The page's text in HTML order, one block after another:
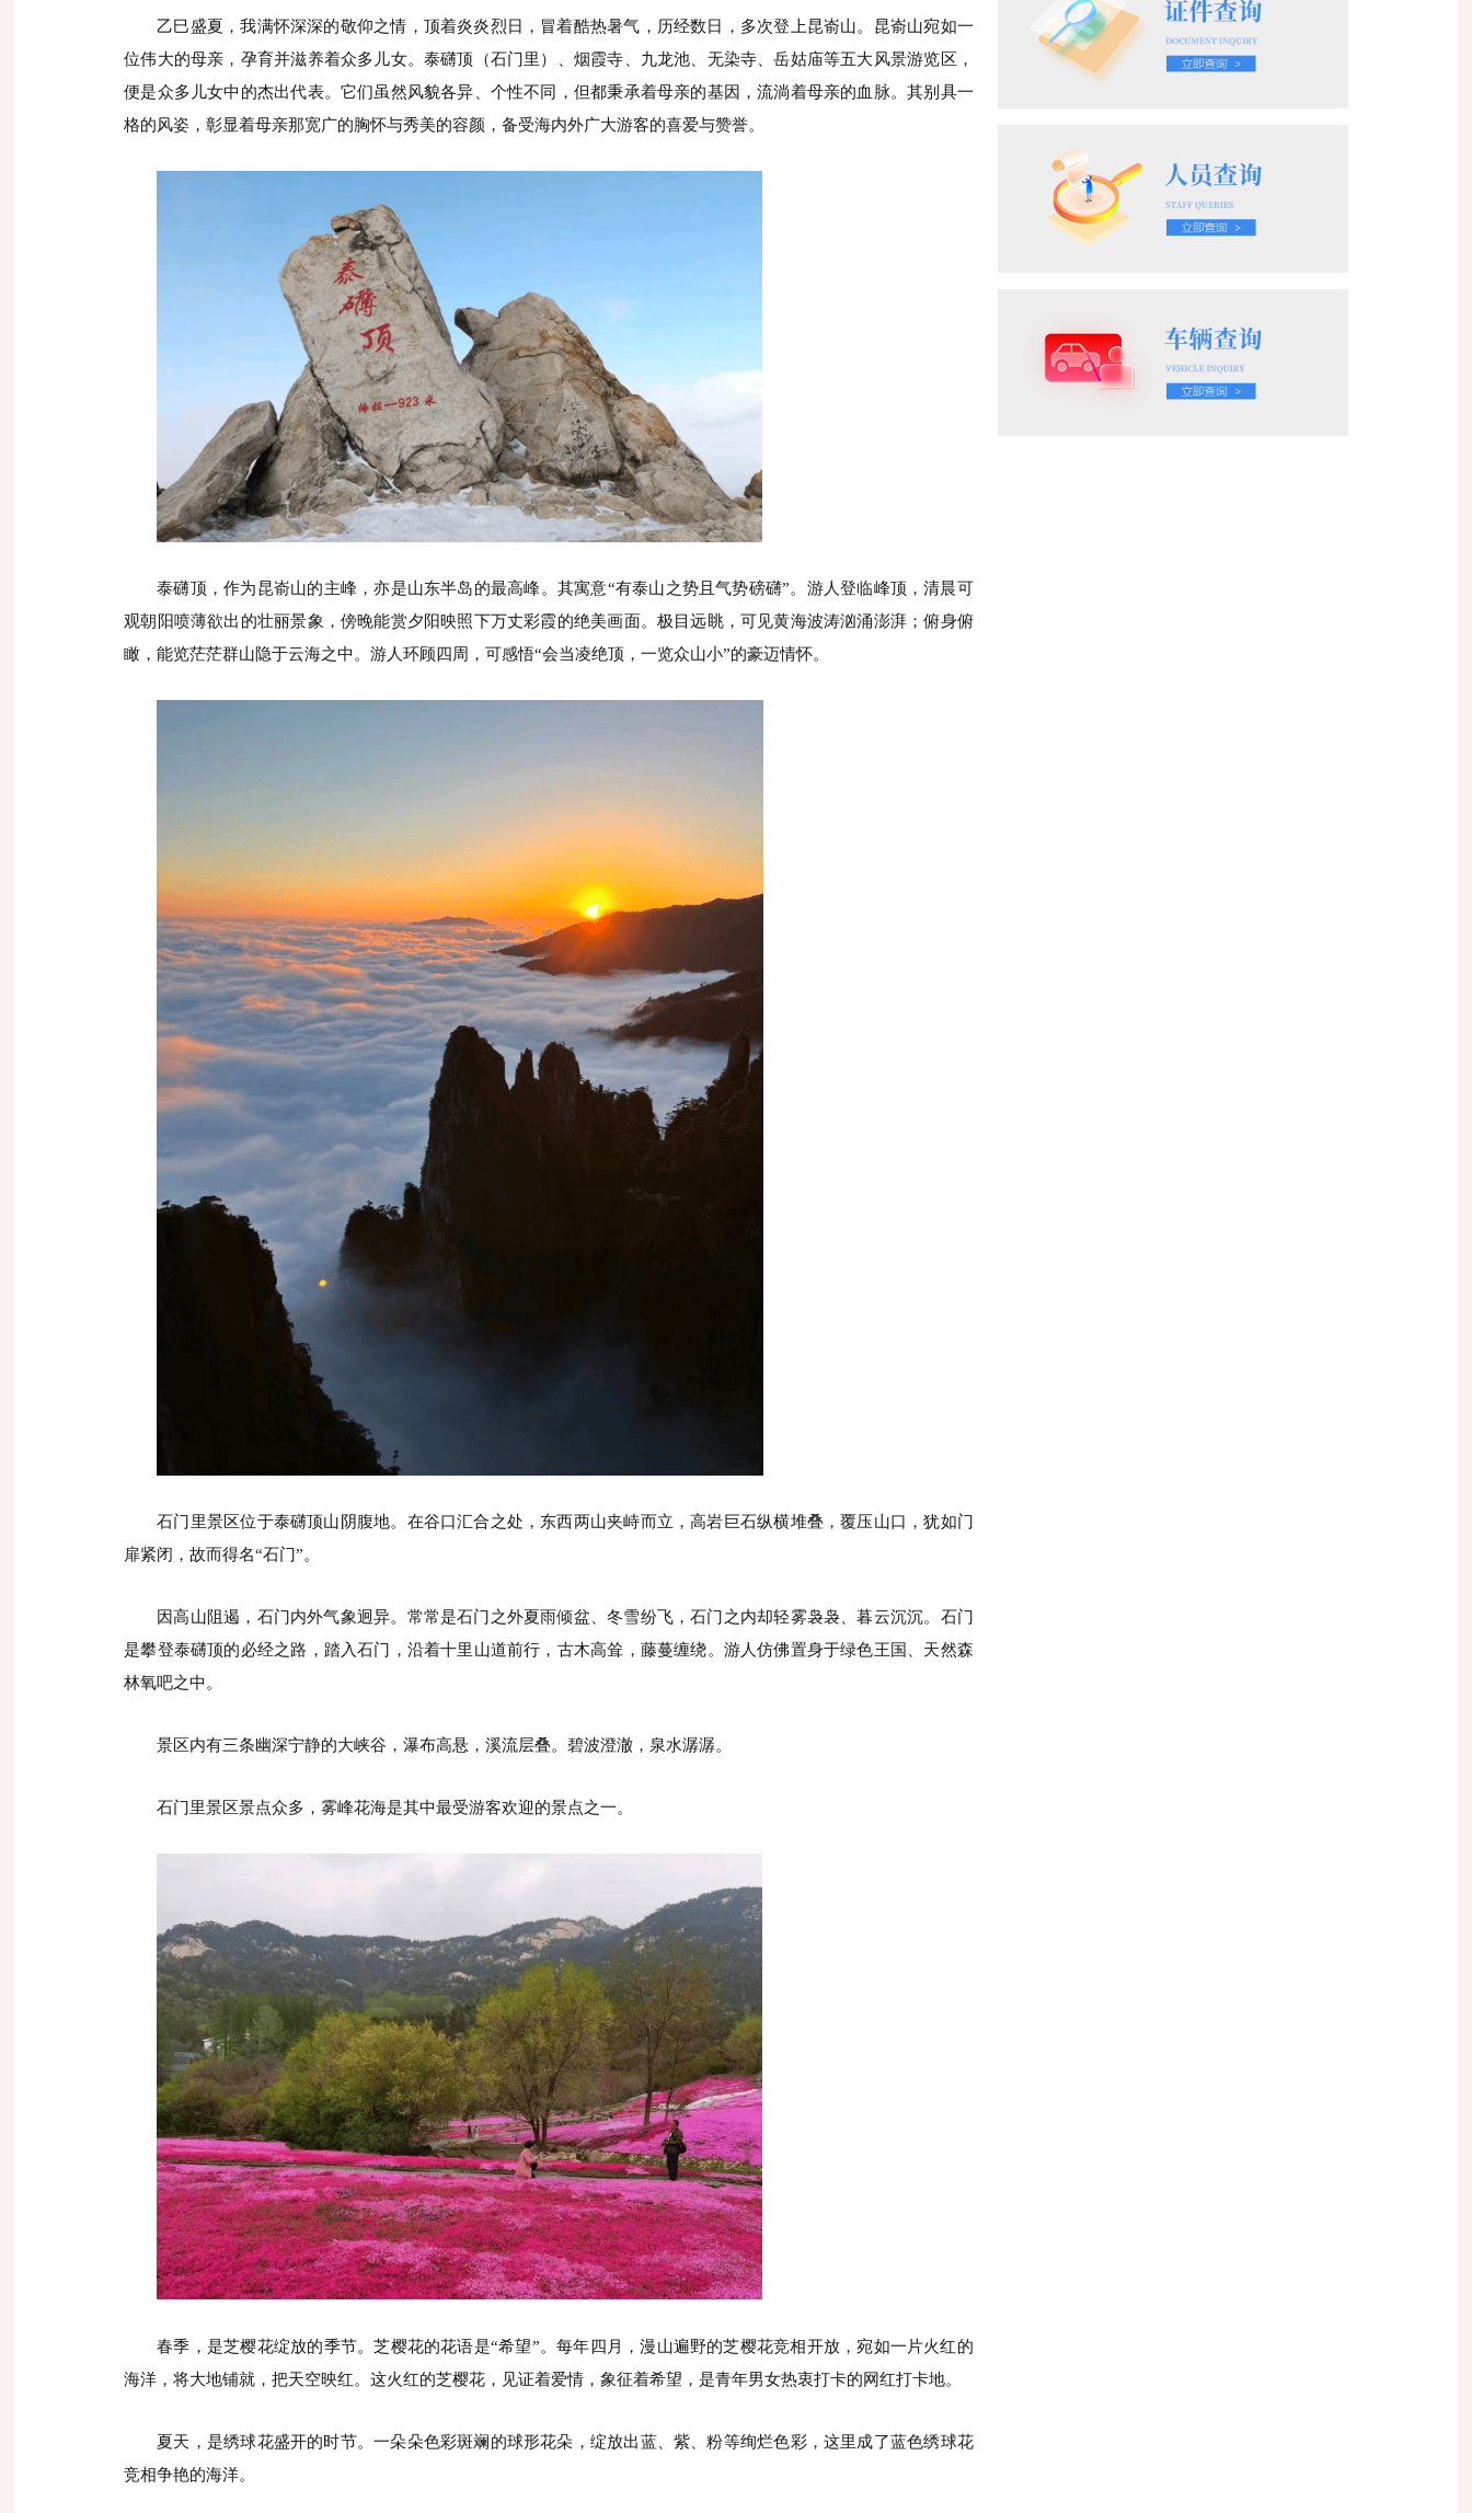
乙巳盛夏，我满怀深深的敬仰之情，顶着炎炎烈日，冒着酷热暑气，历经数日，多次登上昆嵛山。昆嵛山宛如一
位伟大的母亲，孕育并滋养着众多儿女。泰礴顶（石门里）、烟霞寺、九龙池、无染寺、岳姑庙等五大风景游览区，
便是众多儿女中的杰出代表。它们虽然风貌各异、个性不同，但都秉承着母亲的基因，流淌着母亲的血脉。其别具一
格的风姿，彰显着母亲那宽广的胸怀与秀美的容颜，备受海内外广大游客的喜爱与赞誉。
泰礴顶，作为昆嵛山的主峰，亦是山东半岛的最高峰。其寓意“有泰山之势且气势磅礴”。游人登临峰顶，清晨可
观朝阳喷薄欲出的壮丽景象，傍晚能赏夕阳映照下万丈彩霞的绝美画面。极目远眺，可见黄海波涛汹涌澎湃；俯身俯
瞰，能览茫茫群山隐于云海之中。游人环顾四周，可感悟“会当凌绝顶，一览众山小”的豪迈情怀。
石门里景区位于泰礴顶山阴腹地。在谷口汇合之处，东西两山夹峙而立，高岩巨石纵横堆叠，覆压山口，犹如门
扉紧闭，故而得名“石门”。
因高山阻遏，石门内外气象迥异。常常是石门之外夏雨倾盆、冬雪纷飞，石门之内却轻雾袅袅、暮云沉沉。石门
是攀登泰礴顶的必经之路，踏入石门，沿着十里山道前行，古木高耸，藤蔓缠绕。游人仿佛置身于绿色王国、天然森
林氧吧之中。
景区内有三条幽深宁静的大峡谷，瀑布高悬，溪流层叠。碧波澄澈，泉水潺潺。
石门里景区景点众多，雾峰花海是其中最受游客欢迎的景点之一。
春季，是芝樱花绽放的季节。芝樱花的花语是“希望”。每年四月，漫山遍野的芝樱花竞相开放，宛如一片火红的
海洋，将大地铺就，把天空映红。这火红的芝樱花，见证着爱情，象征着希望，是青年男女热衷打卡的网红打卡地。
夏天，是绣球花盛开的时节。一朵朵色彩斑斓的球形花朵，绽放出蓝、紫、粉等绚烂色彩，这里成了蓝色绣球花
竞相争艳的海洋。